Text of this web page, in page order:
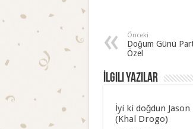
Önceki
Doğum Günü
Özel
İlgili Yazılar
İyi ki doğdun
(Khal Drogo)